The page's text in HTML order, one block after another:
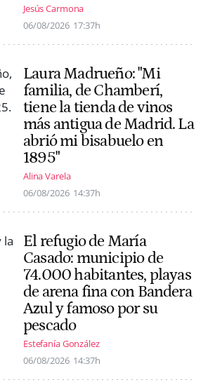
Jesús Carmona
06/08/2026 17:37h
Laura Madrueño: "Mi
familia, de Chamberí,
tiene la tienda de vinos
más antigua de Madrid. La
abrió mi bisabuelo en
1895"
Alina Varela
06/08/2026 14:37h
El refugio de María
Casado: municipio de
74.000 habitantes, playas
de arena fina con Bandera
Azul y famoso por su
pescado
Estefanía González
06/08/2026 14:37h